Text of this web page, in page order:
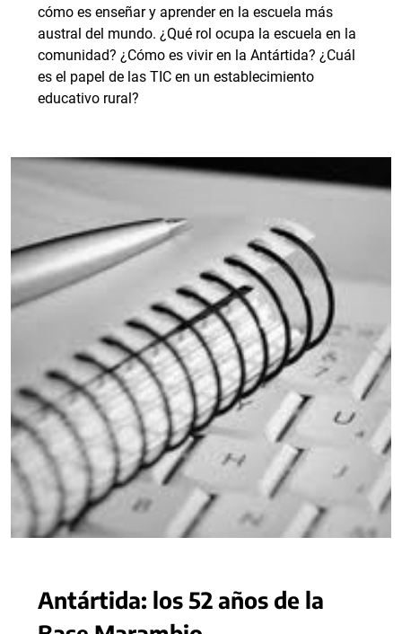
cómo es enseñar y aprender en la escuela más
austral del mundo. ¿Qué rol ocupa la escuela en la
comunidad? ¿Cómo es vivir en la Antártida? ¿Cuál
es el papel de las TIC en un establecimiento
educativo rural?
Antártida: los 52 años de la